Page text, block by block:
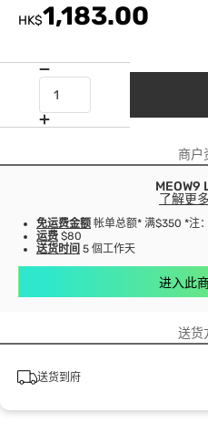
HK$1,183.00
商户
MEOW9
了解更
免运费金额 帐单总额* 满$350 *注
运费 $80
送货时间 5 個工作天
进入此
送货
送货到府